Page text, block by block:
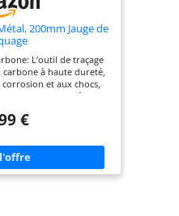
200mm Jauge de
L’outil de traçage
à haute dureté,
corrosion et aux chocs,
Mesure précise de
une gravure laser pour
travail. Fonction de
vis de verrouillage
solidement le curseur,
lors du traçage et de la
€